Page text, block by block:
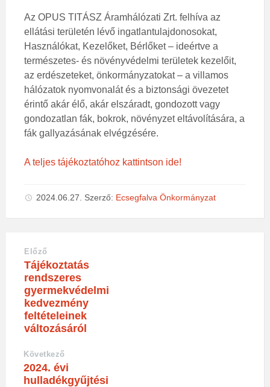
Az OPUS TITÁSZ Áramhálózati Zrt. felhíva az
ellátási területén lévő ingatlantulajdonosokat,
Használókat, Kezelőket, Bérlőket – ideértve a
természetes- és növényvédelmi területek kezelőit,
az erdészeteket, önkormányzatokat – a villamos
hálózatok nyomvonalát és a biztonsági övezetet
érintő akár élő, akár elszáradt, gondozott vagy
gondozatlan fák, bokrok, növényzet eltávolítására, a
fák gallyazásának elvégzésére.
A teljes tájékoztatóhoz kattintson ide!
2024.06.27. Szerző: Ecsegfalva Önkormányzat
Előző
Tájékoztatás
rendszeres
gyermekvédelmi
kedvezmény
feltételeinek
változásáról
Következő
2024. évi
hulladékgyűjtési